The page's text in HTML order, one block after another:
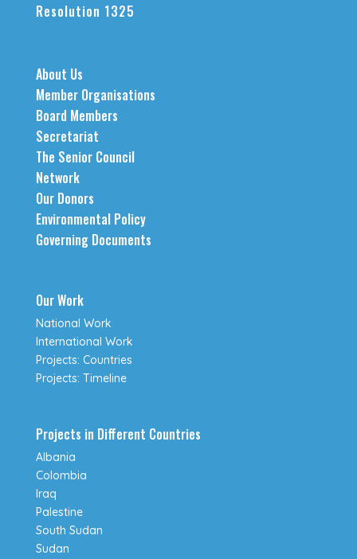
Resolution 1325
About Us
Member Organisations
Board Members
Secretariat
The Senior Council
Network
Our Donors
Environmental Policy
Governing Documents
Our Work
National Work
International Work
Projects: Countries
Projects: Timeline
Projects in Different Countries
Albania
Colombia
Iraq
Palestine
South Sudan
Sudan